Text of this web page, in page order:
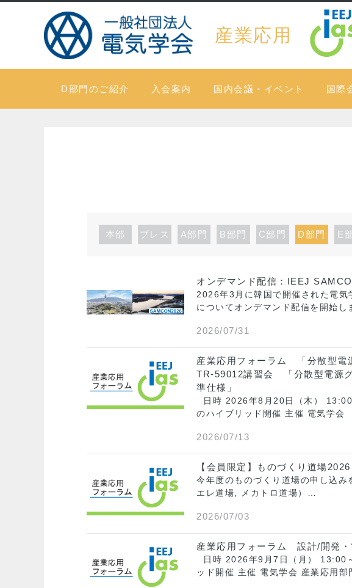
産業応用
D部門のご紹介 入会案内 国内会議・イベント 国際
本部 プレス A部門 B部門 C部門 D部門 E
オンデマンド配信：IEEJ
2026年3月に韓国で開催された電
についてオンデマンド配信を開始
2026/07/31
産業応用フォーラム 「分散型電
TR-59012講習会 「分散型電源
準仕様」
日時 2026年8月20日（木）
のハイブリッド開催 主催 電気学
2026/07/13
【会員限定】ものづくり道場
今年度のものづくり道場の申し込
エレ道場, メカトロ道場）…
2026/07/03
産業応用フォーラム 設計/開発・
日時 2026年9月7日（月） 13:00
ッド開催 主催 電気学会 産業応用部